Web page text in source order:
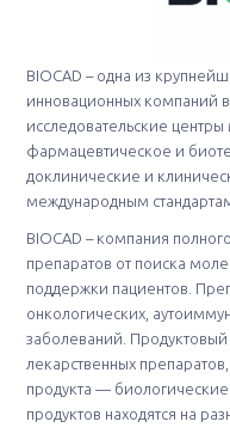
BIOCAD – одна из
инновационных компаний
исследовательские
фармацевтическое и
доклинические и
международным
BIOCAD – компания
препаратов от поиска
поддержки пациентов.
онкологических,
заболеваний.
лекарственных
продукта —
продуктов находятся на